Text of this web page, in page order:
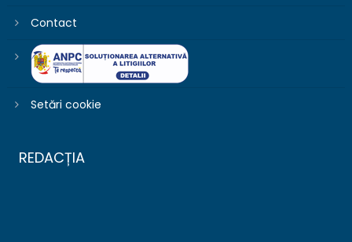
Contact
Setări cookie
REDACȚIA